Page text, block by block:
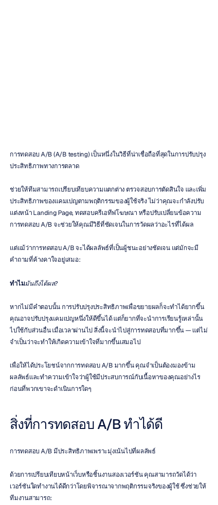
การทดสอบ A/B (A/B testing) เป็นหนึ่งในวิธีที่น่าเชื่อถือที่สุดในการปรับปรุง
ประสิทธิภาพทางการตลาด
ช่วยให้ทีมสามารถเปรียบเทียบความแตกต่าง ตรวจสอบการตัดสินใจ และเพิ่ม
ประสิทธิภาพของแคมเปญตามพฤติกรรมของผู้ใช้จริง ไม่ว่าคุณจะกำลังปรับ
แต่งหน้า Landing Page, ทดสอบครีเอทีฟโฆษณา หรือปรับเปลี่ยนข้อความ
การทดสอบ A/B จะช่วยให้คุณมีวิธีที่ชัดเจนในการวัดผลว่าอะไรที่ได้ผล
แต่แม้ว่าการทดสอบ A/B จะได้ผลลัพธ์ที่เป็นผู้ชนะอย่างชัดเจน แต่มักจะมี
คำถามที่ค้างคาใจอยู่เสมอ:
ทำไมมันถึงได้ผล?
หากไม่มีคำตอบนั้น การปรับปรุงประสิทธิภาพเพื่อขยายผลก็จะทำได้ยากขึ้น
คุณอาจปรับปรุงแคมเปญหนึ่งให้ดีขึ้นได้ แต่ก็ยากที่จะนำการเรียนรู้เหล่านั้น
ไปใช้กับส่วนอื่น เมื่อเวลาผ่านไป สิ่งนี้จะนำไปสู่การทดสอบที่มากขึ้น — แต่ไม่
จำเป็นว่าจะทำให้เกิดความเข้าใจที่มากขึ้นเสมอไป
เพื่อให้ได้ประโยชน์จากการทดสอบ A/B มากขึ้น คุณจำเป็นต้องมองข้าม
ผลลัพธ์และทำความเข้าใจว่าผู้ใช้มีประสบการณ์กับเนื้อหาของคุณอย่างไร
ก่อนที่พวกเขาจะดำเนินการใดๆ
สิ่งที่การทดสอบ A/B ทำได้ดี
การทดสอบ A/B มีประสิทธิภาพเพราะมุ่งเน้นไปที่ผลลัพธ์
ด้วยการเปรียบเทียบหน้าเว็บหรือชิ้นงานสองเวอร์ชัน คุณสามารถวัดได้ว่า
เวอร์ชันใดทำงานได้ดีกว่าโดยพิจารณาจากพฤติกรรมจริงของผู้ใช้ ซึ่งช่วยให้
ทีมงานสามารถ: